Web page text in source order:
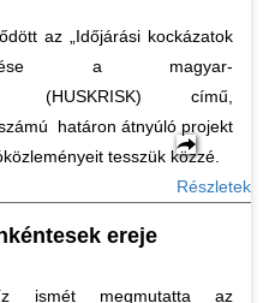
az „Időjárási kockázatok
a magyar-
(HUSKRISK) című,
határon átnyúló projekt
tesszük közzé.
Részletek
ereje
ismét megmutatta az